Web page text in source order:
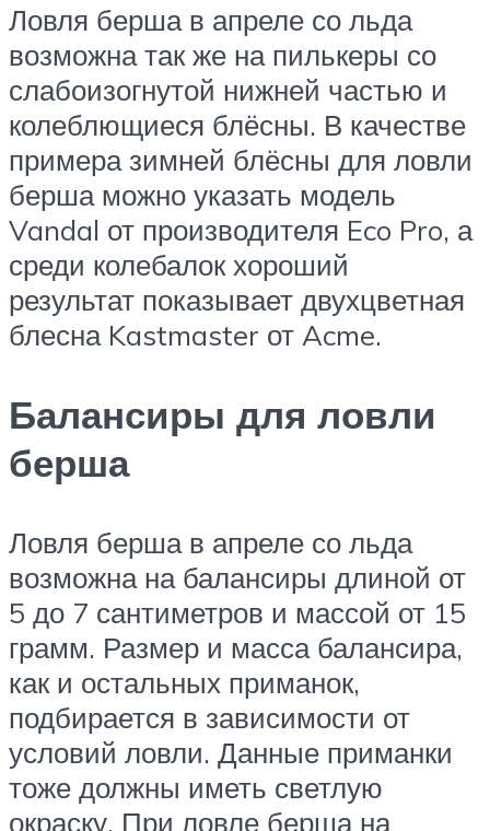
Ловля берша в апреле со льда
возможна так же на пилькеры со
слабоизогнутой нижней частью и
колеблющиеся блёсны. В качестве
примера зимней блёсны для ловли
берша можно указать модель
Vandal от производителя Eco Pro, а
среди колебалок хороший
результат показывает двухцветная
блесна Kastmaster от Acme.
Балансиры для ловли
берша
Ловля берша в апреле со льда
возможна на балансиры длиной от
5 до 7 сантиметров и массой от 15
грамм. Размер и масса балансира,
как и остальных приманок,
подбирается в зависимости от
условий ловли. Данные приманки
тоже должны иметь светлую
окраску. При ловле берша на